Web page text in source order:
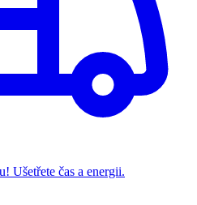
Ušetřete čas a energii.